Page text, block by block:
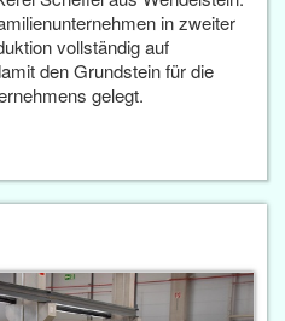
in zweiter
vollständig auf
den Grundstein für die
gelegt.